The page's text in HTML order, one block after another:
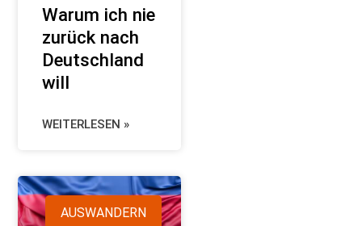
Warum ich nie
zurück nach
Deutschland
will
WEITERLESEN »
AUSWANDERN